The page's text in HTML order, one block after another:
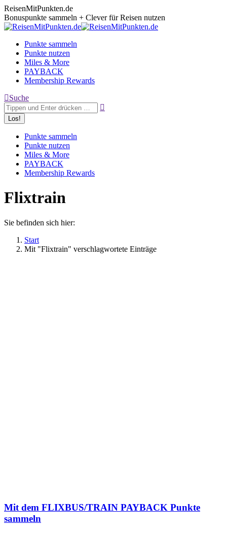
Zum
Inhalt
springen
ReisenMitPunkten.de
Bonuspunkte sammeln + Clever für Reisen nutzen
Punkte sammeln
Punkte nutzen
Miles & More
PAYBACK
Membership Rewards
Search:
Suche
Punkte sammeln
Punkte nutzen
Miles & More
PAYBACK
Membership Rewards
Flixtrain
Sie befinden sich hier:
Start
Mit "Flixtrain" verschlagwortete Einträge
Mit dem FLIXBUS/TRAIN PAYBACK Punkte
sammeln